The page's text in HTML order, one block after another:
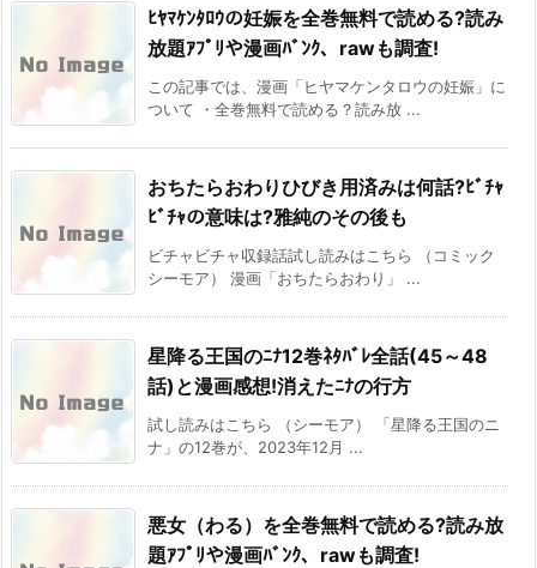
ﾋﾔﾏｹﾝﾀﾛｳの妊娠を全巻無料で読める?読み
放題ｱﾌﾟﾘや漫画ﾊﾞﾝｸ、rawも調査!
この記事では、漫画「ヒヤマケンタロウの妊娠」に
ついて ・全巻無料で読める？読み放 ...
おちたらおわりひびき用済みは何話?ﾋﾞﾁｬ
ﾋﾞﾁｬの意味は?雅純のその後も
ビチャビチャ収録話試し読みはこちら （コミック
シーモア） 漫画「おちたらおわり」 ...
星降る王国のﾆﾅ12巻ﾈﾀﾊﾞﾚ全話(45～48
話)と漫画感想!消えたﾆﾅの行方
試し読みはこちら （シーモア） 「星降る王国のニ
ナ」の12巻が、2023年12月 ...
悪女（わる）を全巻無料で読める?読み放
題ｱﾌﾟﾘや漫画ﾊﾞﾝｸ、rawも調査!